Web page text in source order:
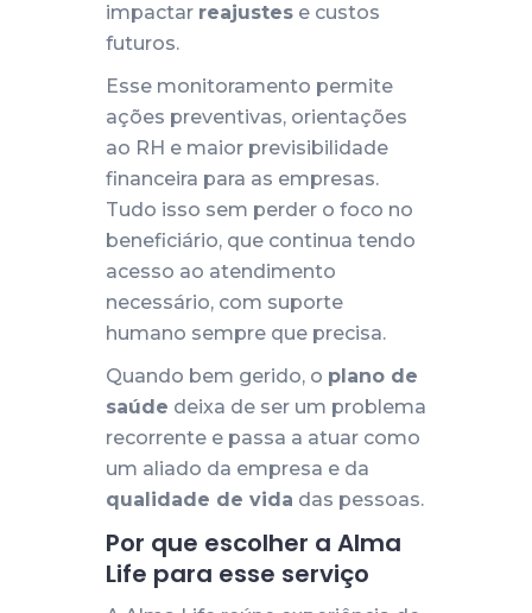
impactar reajustes e custos
futuros.
Esse monitoramento permite
ações preventivas, orientações
ao RH e maior previsibilidade
financeira para as empresas.
Tudo isso sem perder o foco no
beneficiário, que continua tendo
acesso ao atendimento
necessário, com suporte
humano sempre que precisa.
Quando bem gerido, o plano de
saúde deixa de ser um problema
recorrente e passa a atuar como
um aliado da empresa e da
qualidade de vida das pessoas.
Por que escolher a Alma
Life para esse serviço